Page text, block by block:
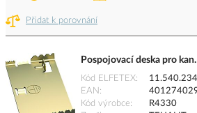
Přidat k porovnání
Pospojovací deska pro
Kód ELFETEX
11.540.234
EAN
Kód výrobce
R4330